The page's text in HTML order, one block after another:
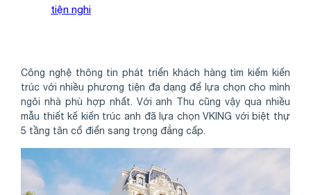
tiện nghi
Công nghệ thông tin phát triển khách hàng tìm kiếm kiến
trúc với nhiều phương tiện đa dạng để lựa chọn cho mình
ngôi nhà phù hợp nhất. Với anh Thu cũng vậy qua nhiều
mẫu thiết kế kiến trúc anh đã lựa chọn VKING với biệt thự
5 tầng tân cổ điển sang trọng đẳng cấp.